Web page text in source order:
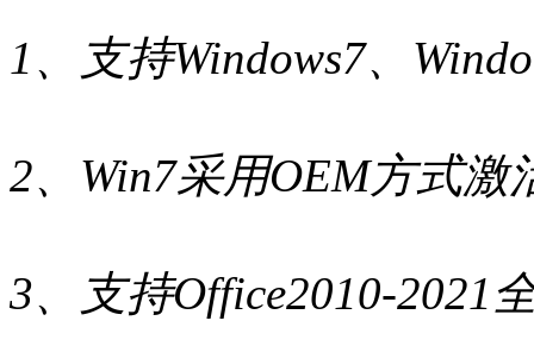
1、支持Windows7、
2、Win7采用OEM方式
3、支持Office2010-2021